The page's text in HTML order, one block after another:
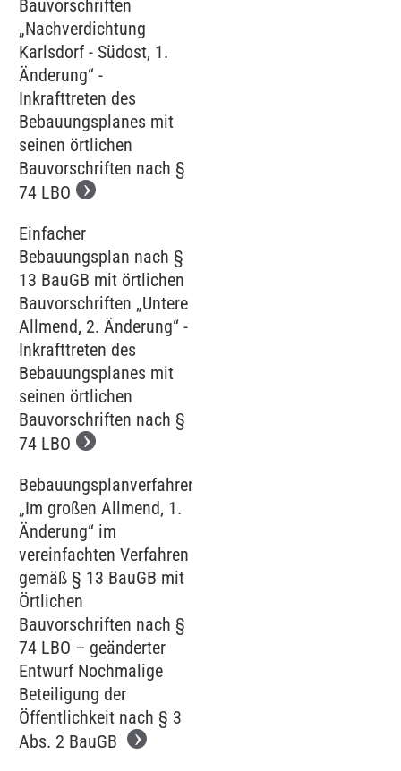
Bauvorschriften
„Nachverdichtung
Karlsdorf - Südost, 1.
Änderung“ -
Inkrafttreten des
Bebauungsplanes mit
seinen örtlichen
Bauvorschriften nach §
74 LBO
Einfacher
Bebauungsplan nach §
13 BauGB mit örtlichen
Bauvorschriften „Untere
Allmend, 2. Änderung“ -
Inkrafttreten des
Bebauungsplanes mit
seinen örtlichen
Bauvorschriften nach §
74 LBO
Bebauungsplanverfahren
„Im großen Allmend, 1.
Änderung“ im
vereinfachten Verfahren
gemäß § 13 BauGB mit
Örtlichen
Bauvorschriften nach §
74 LBO – geänderter
Entwurf Nochmalige
Beteiligung der
Öffentlichkeit nach § 3
Abs. 2 BauGB